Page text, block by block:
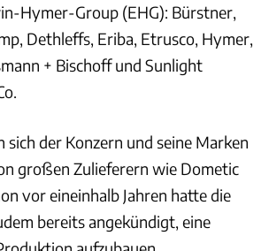
Hymer-Group (EHG): Bürstner,
Dethleffs, Eriba, Etrusco, Hymer,
+ Bischoff und Sunlight
sich der Konzern und seine Marken
großen Zulieferern wie Dometic
vor eineinhalb Jahren hatte die
bereits angekündigt, eine